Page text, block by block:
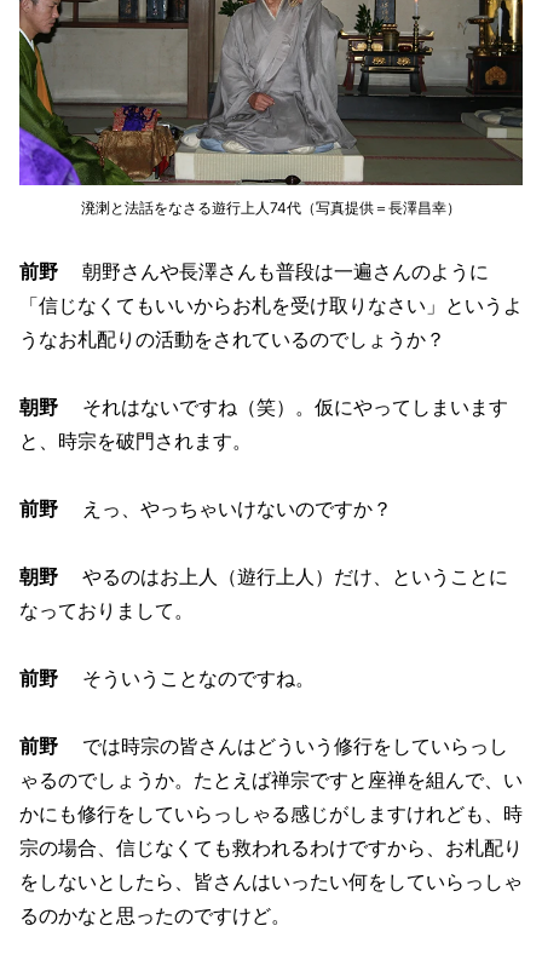
溌溂と法話をなさる遊行上人74代（写真提供＝長澤昌幸）
前野 朝野さんや長澤さんも普段は一遍さんのように
「信じなくてもいいからお札を受け取りなさい」というよ
うなお札配りの活動をされているのでしょうか？
朝野 それはないですね（笑）。仮にやってしまいます
と、時宗を破門されます。
前野 えっ、やっちゃいけないのですか？
朝野 やるのはお上人（遊行上人）だけ、ということに
なっておりまして。
前野 そういうことなのですね。
前野 では時宗の皆さんはどういう修行をしていらっし
ゃるのでしょうか。たとえば禅宗ですと座禅を組んで、い
かにも修行をしていらっしゃる感じがしますけれども、時
宗の場合、信じなくても救われるわけですから、お札配り
をしないとしたら、皆さんはいったい何をしていらっしゃ
るのかなと思ったのですけど。